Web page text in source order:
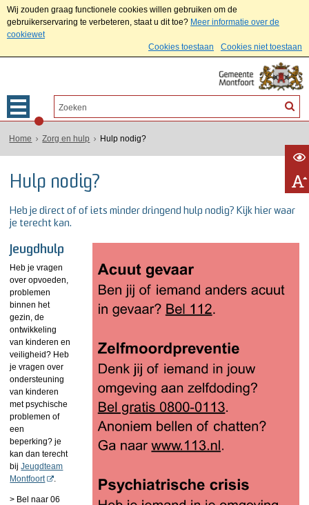
Wij zouden graag functionele cookies willen gebruiken om de
gebruikerservaring te verbeteren, staat u dit toe? Meer informatie over de
cookiewet
Cookies toestaan
Cookies niet toestaan
Home Zorg en hulp Hulp nodig?
Hulp nodig?
Heb je direct of of iets minder dringend hulp nodig? Kijk hier waar
je terecht kan.
Jeugdhulp
Heb je vragen
over opvoeden,
problemen
binnen het
gezin, de
ontwikkeling
van kinderen en
veiligheid? Heb
je vragen over
ondersteuning
van kinderen
met psychische
problemen of
een
beperking? je
kan dan terecht
bijJeugdteam
Montfoort
.
> Bel naar 06